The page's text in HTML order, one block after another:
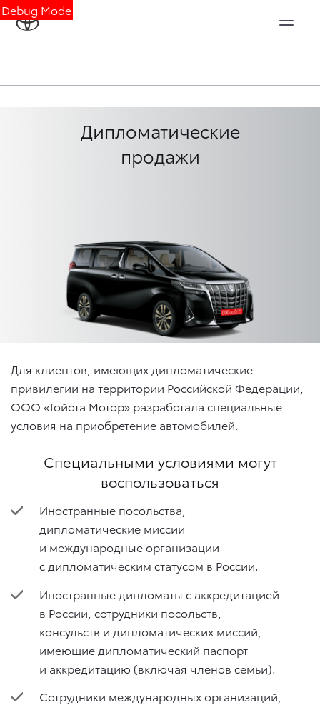
Debug Mode
Дипломатические
продажи
Для клиентов, имеющих дипломатические
привилегии на территории Российской Федерации,
ООО «Тойота Мотор» разработала специальные
условия на приобретение автомобилей.
Специальными условиями могут
воспользоваться
Иностранные посольства,
дипломатические миссии
и международные организации
с дипломатическим статусом в России.
Иностранные дипломаты с аккредитацией
в России, сотрудники посольств,
консульств и дипломатических миссий,
имеющие дипломатический паспорт
и аккредитацию (включая членов семьи).
Сотрудники международных организаций,